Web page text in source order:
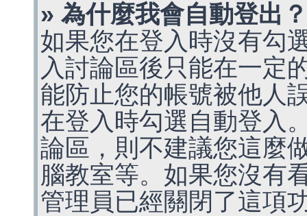
» 為什麼我會自動登出？
如果您在登入時沒有勾
入討論區後只能在一定
能防止您的帳號被他人
在登入時勾選自動登入
論區，則不建議您這麼
腦教室等。如果您沒有
管理員已經關閉了這項